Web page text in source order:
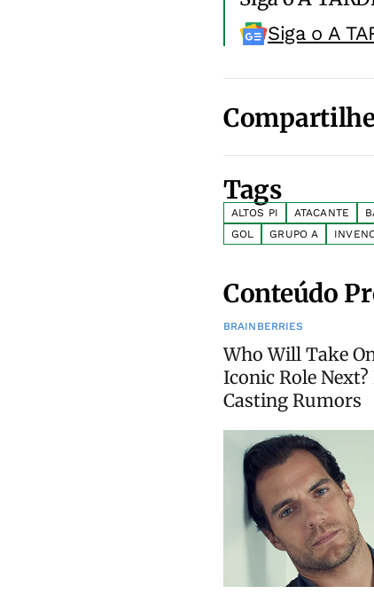
Siga o A
Tags
ALTOS PI ATACANTE
GOL
GRUPO A